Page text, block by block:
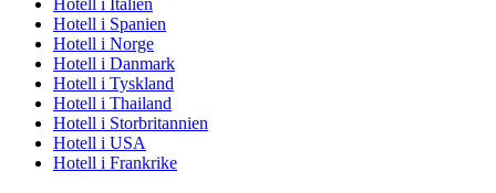
Hotell i Spanien
Hotell i Norge
Hotell i Danmark
Hotell i Tyskland
Hotell i Thailand
Hotell i Storbritannien
Hotell i USA
Hotell i Frankrike